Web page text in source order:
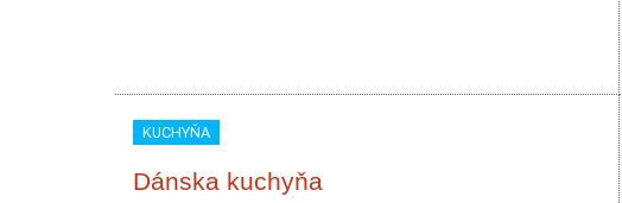
KUCHYŇA
Dánska kuchyňa